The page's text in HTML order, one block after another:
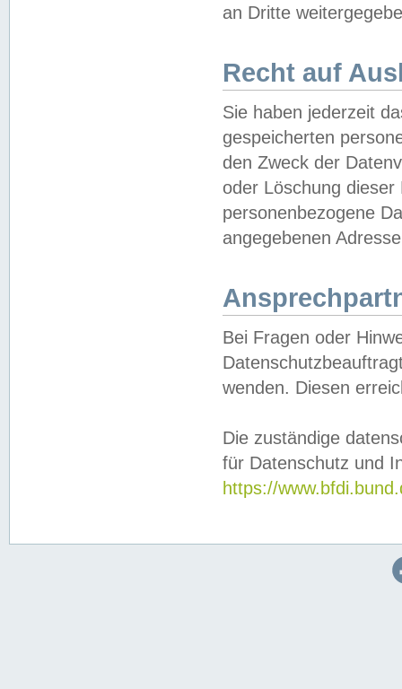
an Dritte
Recht auf
Sie haben jederzeit
gespeicherten
den Zweck der
oder Löschung
personenbezogene
angegebenen
Bei Fragen oder
wenden. Diesen
Die zuständige
für Datenschutz und
https://